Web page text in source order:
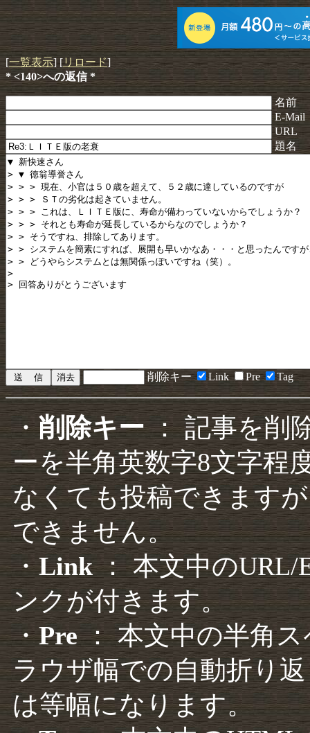
[一覧表示] [リロード]
* <140>への返信 *
名前
E-Mail
URL
題名
削除キー Link Pre Tag
・削除キー： 記事を削
ーを半角英数字8文字程
なくても投稿できます
できません。
・Link： 本文中のURL/
ンクが付きます。
・Pre： 本文中の半角
ラウザ幅での自動折り
は等幅になります。